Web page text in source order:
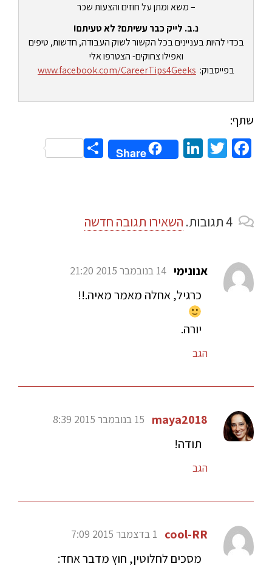
– משא ומתן על חוזים והצעות שכר
נ.ב. לייק כבר עשיתם? לא טעיתם!
בכדי להיות בעניינים בכל הקשור לשוק העבודה, חדשות, טיפים
ואפילו צחוקים- הצטרפו אלי
בפייסבוק: www.facebook.com/CareerTips4Geeks
שתף:
Facebook
Twitter
LinkedIn
Share
Share
4תגובות. השאירו תגובה חדשה
אנונימי 14 בנובמבר 2015 21:20
כרגיל, אחלה מאמר מאיה.!!
יורה.
הגב
maya2018 15 בנובמבר 2015 8:39
תודה!
הגב
cool-RR 1 בדצמבר 2015 7:09
מסכים לחלוטין, חוץ מדבר אחד: